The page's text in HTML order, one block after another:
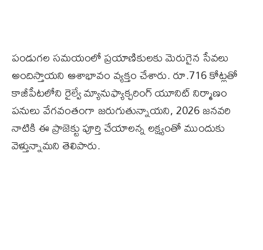
పండుగల సమయంలో ప్రయాణికులకు మెరుగైన సేవలు
అందిస్తాయని ఆశాభావం వ్యక్తం చేశారు. రూ.716 కోట్లతో
కాజీపేటలోని రైల్వే మ్యానుఫ్యాక్చరింగ్ యూనిట్ నిర్మాణం
పనులు వేగవంతంగా జరుగుతున్నాయని, 2026 జనవరి
నాటికి ఈ ప్రాజెక్టు పూర్తి చేయాలన్న లక్ష్యంతో ముందుకు
వెళ్తున్నామని తెలిపారు.